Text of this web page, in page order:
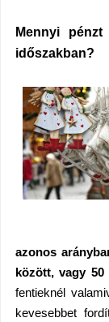
Mennyi
időszakban?
azonos
között, vagy
fentieknél
kevesebbet